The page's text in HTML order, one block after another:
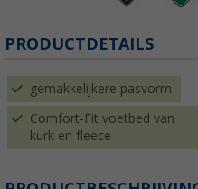
PRODUCTDETAILS
gemakkelijkere pasvorm
Comfort-Fit voetbed van
kurk en fleece